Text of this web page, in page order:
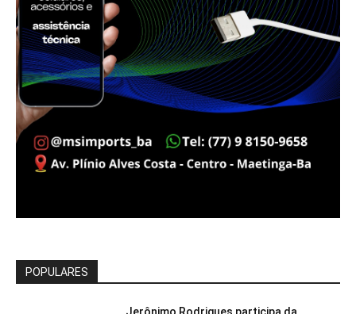
POPULARES
Jerônimo Rodrigues participa da